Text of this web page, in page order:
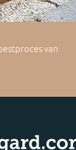
van